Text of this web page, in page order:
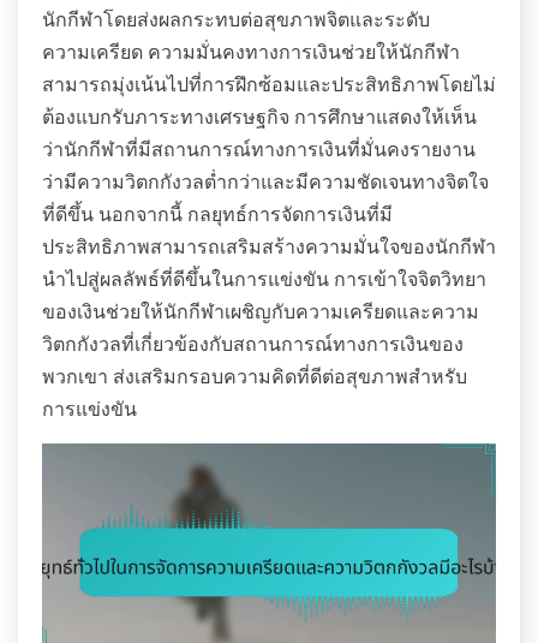
นักกีฬาโดยส่งผลกระทบต่อสุขภาพจิตและระดับ
ความเครียด ความมั่นคงทางการเงินช่วยให้นักกีฬา
สามารถมุ่งเน้นไปที่การฝึกซ้อมและประสิทธิภาพโดยไม่
ต้องแบกรับภาระทางเศรษฐกิจ การศึกษาแสดงให้เห็น
ว่านักกีฬาที่มีสถานการณ์ทางการเงินที่มั่นคงรายงาน
ว่ามีความวิตกกังวลต่ำกว่าและมีความชัดเจนทางจิตใจ
ที่ดีขึ้น นอกจากนี้ กลยุทธ์การจัดการเงินที่มี
ประสิทธิภาพสามารถเสริมสร้างความมั่นใจของนักกีฬา
นำไปสู่ผลลัพธ์ที่ดีขึ้นในการแข่งขัน การเข้าใจจิตวิทยา
ของเงินช่วยให้นักกีฬาเผชิญกับความเครียดและความ
วิตกกังวลที่เกี่ยวข้องกับสถานการณ์ทางการเงินของ
พวกเขา ส่งเสริมกรอบความคิดที่ดีต่อสุขภาพสำหรับ
การแข่งขัน